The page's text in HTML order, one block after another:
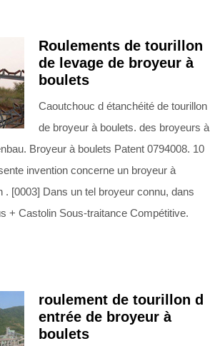
Roulements de tourillon
de levage de broyeur à
boulets
Caoutchouc d étanchéité de tourillon
de broyeur à boulets. des broyeurs à
Broyeur à boulets Patent 0794008. 10
invention concerne un broyeur à
. [0003] Dans un tel broyeur connu, dans
+ Castolin Sous-traitance Compétitive.
roulement de tourillon d
entrée de broyeur à
boulets